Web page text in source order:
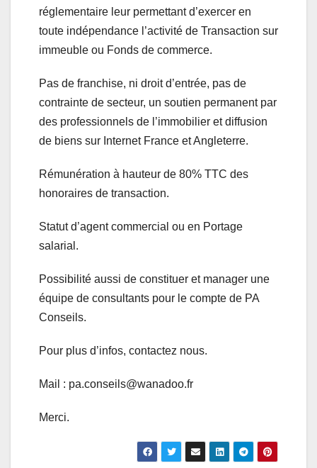
réglementaire leur permettant d’exercer en
toute indépendance l’activité de Transaction sur
immeuble ou Fonds de commerce.
Pas de franchise, ni droit d’entrée, pas de
contrainte de secteur, un soutien permanent par
des professionnels de l’immobilier et diffusion
de biens sur Internet France et Angleterre.
Rémunération à hauteur de 80% TTC des
honoraires de transaction.
Statut d’agent commercial ou en Portage
salarial.
Possibilité aussi de constituer et manager une
équipe de consultants pour le compte de PA
Conseils.
Pour plus d’infos, contactez nous.
Mail : pa.conseils@wanadoo.fr
Merci.